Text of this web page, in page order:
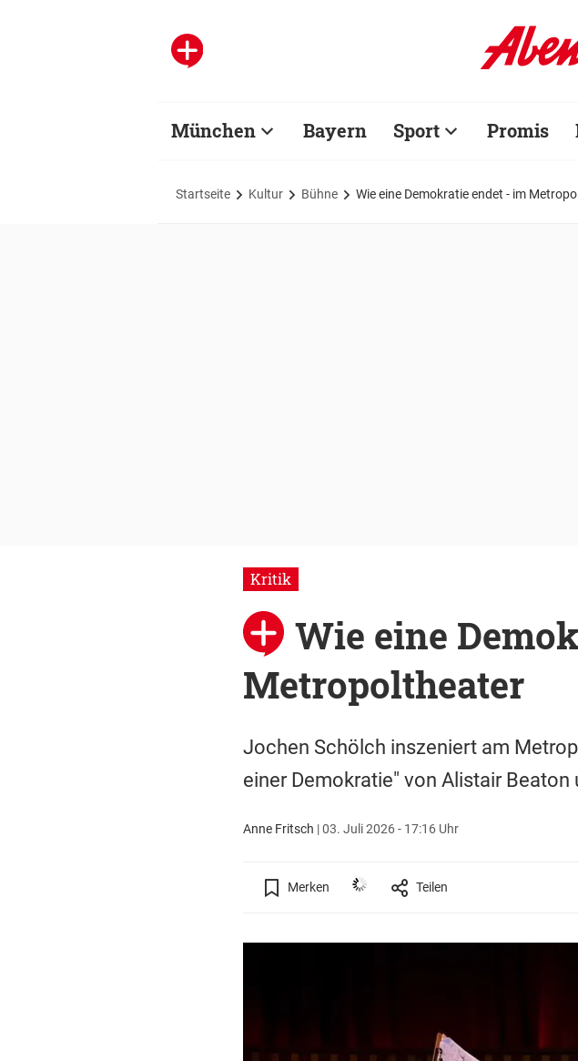
München Bayern Sport Promis
Startseite Kultur Bühne Wie eine Demokratie endet - im
Kritik
Wie eine
Metropoltheater
Jochen Schölch inszeniert am
einer Demokratie" von Alistair Beaton
Anne Fritsch |03. Juli 2026 - 17:16 Uhr
Merken Teilen